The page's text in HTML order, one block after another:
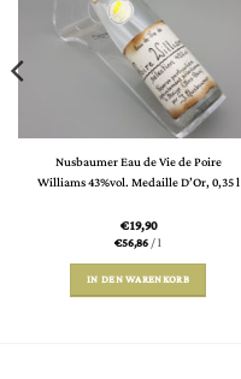
Nusbaumer Eau de Vie de Poire
Williams 43%vol. Medaille D’Or, 0,35 l
€19,90
€56,86/l
IN DEN WARENKORB